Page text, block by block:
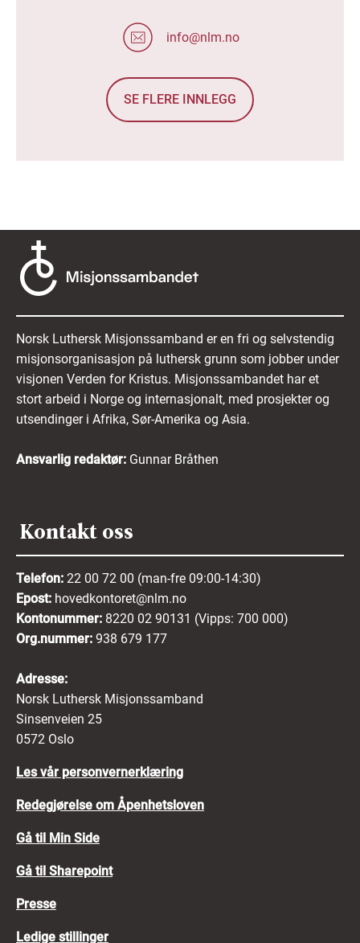
info@nlm.no
SE FLERE INNLEGG
Norsk Luthersk Misjonssamband er en fri og selvstendig
misjonsorganisasjon på luthersk grunn som jobber under
visjonen Verden for Kristus. Misjonssambandet har et
stort arbeid i Norge og internasjonalt, med prosjekter og
utsendinger i Afrika, Sør-Amerika og Asia.
Ansvarlig redaktør: Gunnar Bråthen
Kontakt oss
Telefon: 22 00 72 00 (man-fre 09:00-14:30)
Epost: hovedkontoret@nlm.no
Kontonummer: 8220 02 90131 (Vipps: 700 000)
Org.nummer: 938 679 177
Adresse:
Norsk Luthersk Misjonssamband
Sinsenveien 25
0572 Oslo
Les vår personvernerklæring
Redegjørelse om Åpenhetsloven
Gå til Min Side
Gå til Sharepoint
Presse
Ledige stillinger